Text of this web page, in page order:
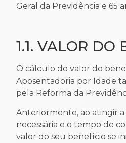
Geral da Previdência e 65
1.1. VALOR DO
O cálculo do valor do
Aposentadoria por Idade
pela Reforma da
Anteriormente, ao atingir
necessária e o tempo de
valor do seu benefício se